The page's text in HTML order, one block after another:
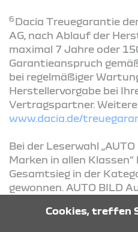
6 Dacia Treuegarantie
AG, nach Ablauf der
maximal 7 Jahre oder
Garantieanspruch
bei regelmäßiger
Herstellervorgabe bei
Vertragspartner.
www.dacia.de/
Bei der Leserwahl
Marken in allen
Gesamtsieg in der
gewonnen. AUTO BILD
Abb. zeigt Dacia
Cookies, treffen